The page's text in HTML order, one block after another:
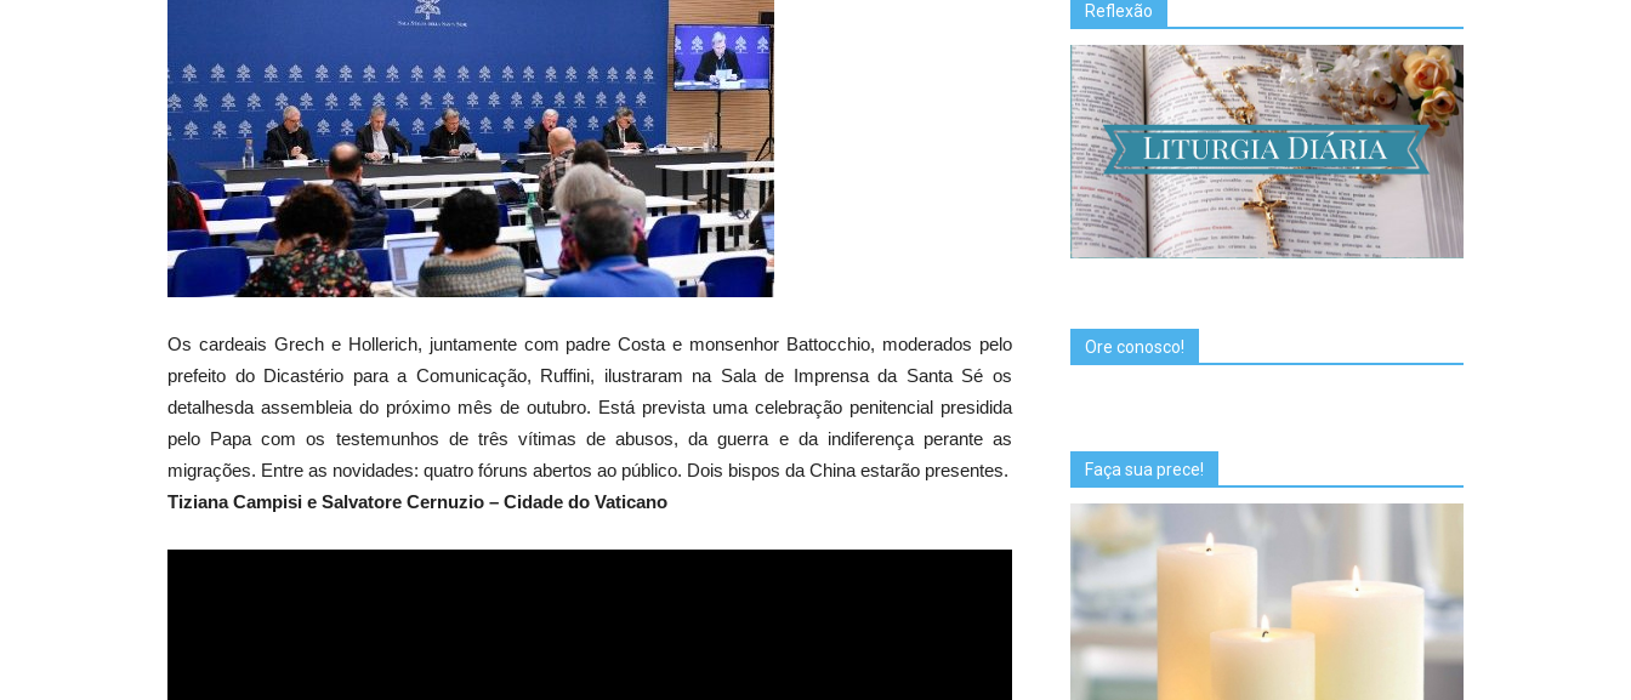
Os cardeais Grech e Hollerich, juntamente com padre Costa e monsenhor Battocchio, moderados pelo
prefeito do Dicastério para a Comunicação, Ruffini, ilustraram na Sala de Imprensa da Santa Sé os
detalhesda assembleia do próximo mês de outubro. Está prevista uma celebração penitencial presidida
pelo Papa com os testemunhos de três vítimas de abusos, da guerra e da indiferença perante as
migrações. Entre as novidades: quatro fóruns abertos ao público. Dois bispos da China estarão presentes.
Tiziana Campisi e Salvatore Cernuzio – Cidade do Vaticano
Reflexão
Ore conosco!
Faça sua prece!